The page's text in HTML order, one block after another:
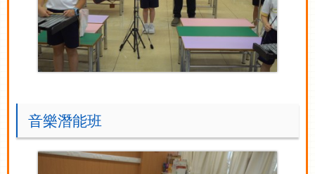
音樂潛能班